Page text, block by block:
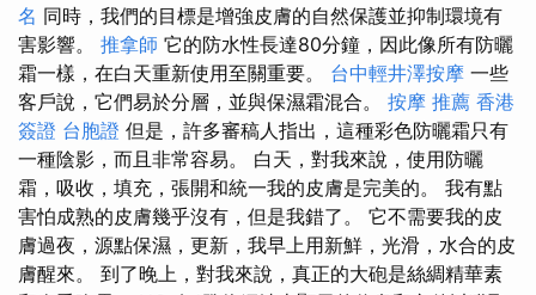
名 同時，我們的目標是增強皮膚的自然保護並抑制環境有
害影響。 推拿師 它的防水性長達80分鐘，因此像所有防曬
霜一樣，在白天重新使用至關重要。 台中輕井澤按摩 一些
客戶說，它們易於分層，並與保濕霜混合。 按摩 推薦 香港
簽證 台胞證 但是，許多審稿人指出，這種彩色防曬霜只有
一種陰影，而且非常容易。 白天，對我來說，使用防曬
霜，吸收，填充，張開和統一我的皮膚是完美的。 我有點
害怕成熟的皮膚幾乎沒有，但是我錯了。 它不需要我的皮
膚過夜，源點保濕，更新，我早上用新鮮，光滑，水合的皮
膚醒來。 到了晚上，對我來說，真正的大砲是絲綢精華素